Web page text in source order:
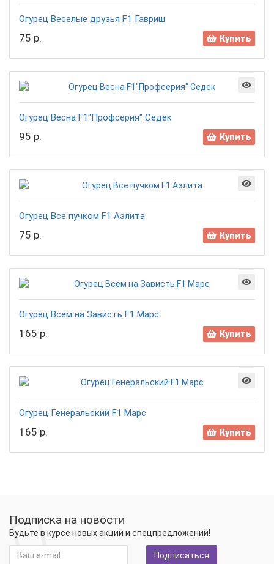
Огурец Веселые друзья F1 Гавриш
75 р. Купить
Огурец Весна F1"Профсерия" Седек
95 р. Купить
Огурец Все пучком F1 Аэлита
75 р. Купить
Огурец Всем на Зависть F1 Марс
165 р. Купить
Огурец Генеральский F1 Марс
165 р. Купить
Подписка на новости
Будьте в курсе новых акций и спецпредложений!
Подписаться